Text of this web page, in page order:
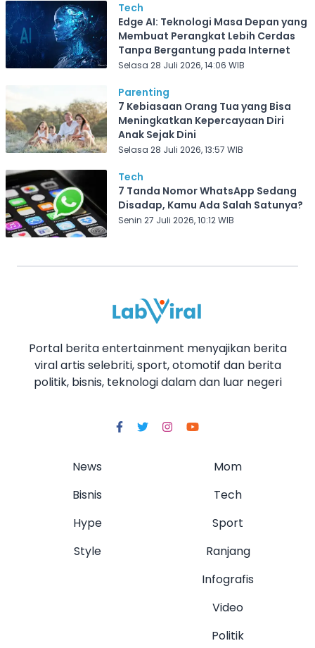
Tech
Edge AI: Teknologi Masa Depan yang
Membuat Perangkat Lebih Cerdas
Tanpa Bergantung pada Internet
Selasa 28 Juli 2026, 14:06 WIB
Parenting
7 Kebiasaan Orang Tua yang Bisa
Meningkatkan Kepercayaan Diri
Anak Sejak Dini
Selasa 28 Juli 2026, 13:57 WIB
Tech
7 Tanda Nomor WhatsApp Sedang
Disadap, Kamu Ada Salah Satunya?
Senin 27 Juli 2026, 10:12 WIB
Portal berita entertainment menyajikan berita
viral artis selebriti, sport, otomotif dan berita
politik, bisnis, teknologi dalam dan luar negeri
News
Bisnis
Hype
Style
Mom
Tech
Sport
Ranjang
Infografis
Video
Politik